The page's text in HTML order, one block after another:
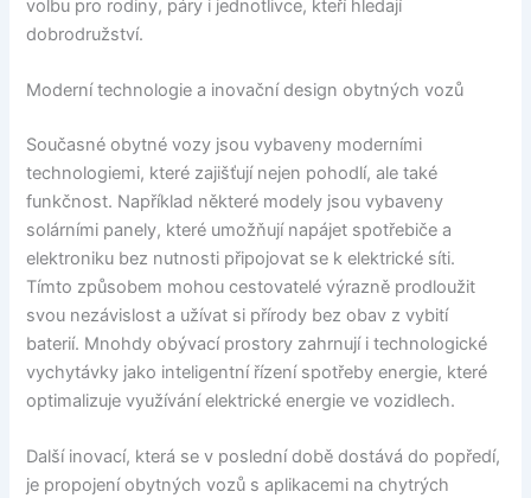
volbu pro rodiny, páry i jednotlivce, kteří hledají
dobrodružství.
Moderní technologie a inovační design obytných vozů
Současné obytné vozy jsou vybaveny moderními
technologiemi, které zajišťují nejen pohodlí, ale také
funkčnost. Například některé modely jsou vybaveny
solárními panely, které umožňují napájet spotřebiče a
elektroniku bez nutnosti připojovat se k elektrické síti.
Tímto způsobem mohou cestovatelé výrazně prodloužit
svou nezávislost a užívat si přírody bez obav z vybití
baterií. Mnohdy obývací prostory zahrnují i technologické
vychytávky jako inteligentní řízení spotřeby energie, které
optimalizuje využívání elektrické energie ve vozidlech.
Další inovací, která se v poslední době dostává do popředí,
je propojení obytných vozů s aplikacemi na chytrých